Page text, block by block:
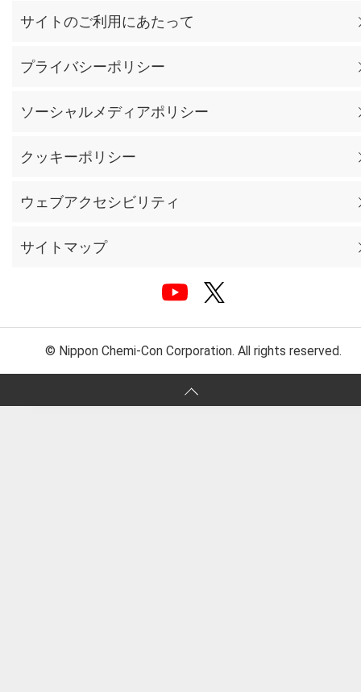
サイトのご利用にあたって
プライバシーポリシー
ソーシャルメディアポリシー
クッキーポリシー
ウェブアクセシビリティ
サイトマップ
© Nippon Chemi-Con Corporation. All rights reserved.